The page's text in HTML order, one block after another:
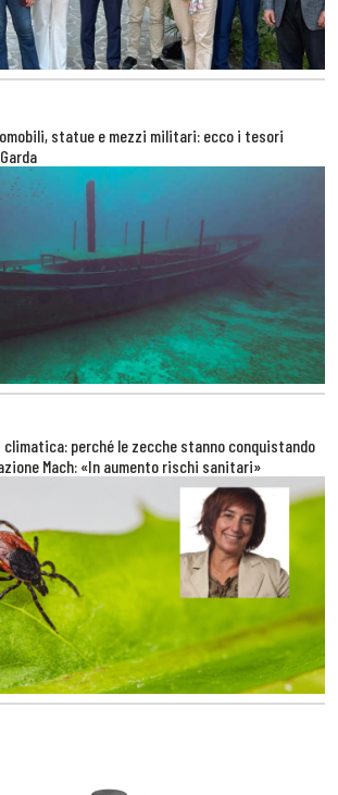
statue e mezzi militari: ecco i tesori
perché le zecche stanno conquistando
Mach: «In aumento rischi sanitari»